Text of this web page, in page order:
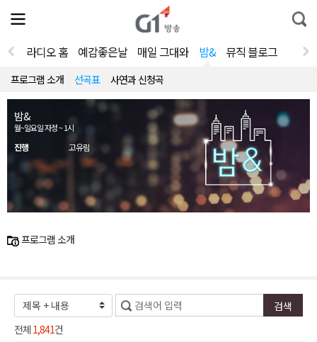
전
체
뉴
열
통
합
라디오 홈 예감좋은날 매일 그대와 밤& 뮤직 블로그
프로그램 소개 선곡표 사연과 신청곡
밤&
월~일요일 자정 ~ 1시
진행 고유림
프로그램 소개
전체 1,841건